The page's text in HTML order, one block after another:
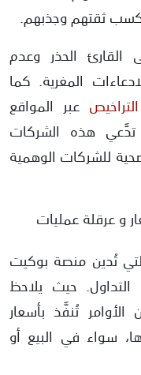
ثقتهم وجذبهم.
الحذر وعدم
المغرية. كما
عبر المواقع
تدَّعي هذه الشركات
للشركات الوهمية
و عرقلة عمليات
تُدين منصة بوكيت
التداول. حيث يلاحظ
تُنفَّذ بأسعار
سواء في البيع أو